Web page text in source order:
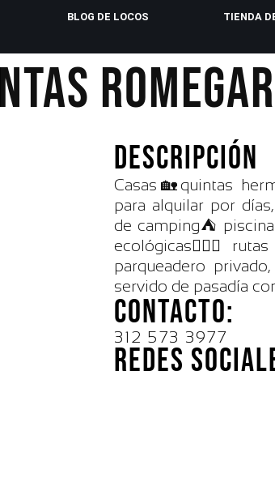
BLOG DE LOCOS TIENDA
ROMEGAR
DESCRIPCIÓN
Casas🏡quintas
para alquilar por
de camping⛺
ecológicas🏃🏻‍♂️
parqueadero
servido de pasadía
CONTACTO:
312 573 3977‬
REDES